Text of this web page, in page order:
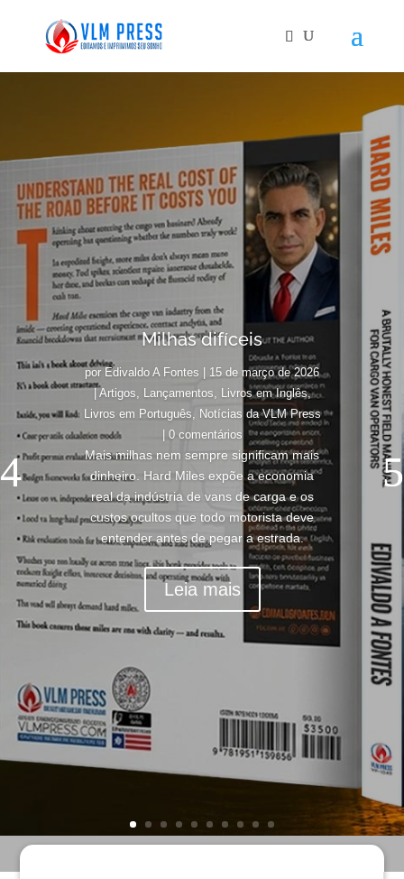
Milhas difíceis
por Edivaldo A Fontes
15 de março de 2026
Artigos, Lançamentos, Livros em Inglês,
Livros em Português, Notícias da VLM Press
| 0 comentários
Mais milhas nem sempre significam mais
dinheiro. Hard Miles expõe a economia
real da indústria de vans de carga e os
custos ocultos que todo motorista deve
entender antes de pegar a estrada.
Leia mais